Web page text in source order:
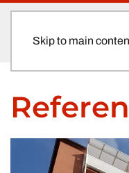
Skip to main